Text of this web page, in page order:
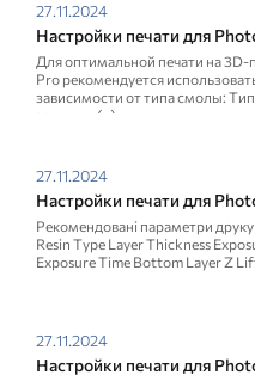
Настройки печати для
27.11.2024
Для оптимальной печати на
Pro рекомендуется
зависимости от типа смолы:
засветки (с) ...
Настройки печати для
27.11.2024
Рекомендовані параметри
Resin Type Layer Thickness
Exposure Time Bottom Layer Z
Настройки печати для
27.11.2024